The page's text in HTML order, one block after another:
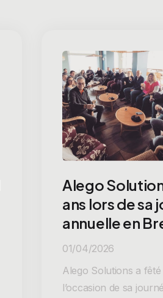
Alego
ans lors de sa
annuelle en
01/04/2026
Alego Solutions a fêté
l’occasion de sa